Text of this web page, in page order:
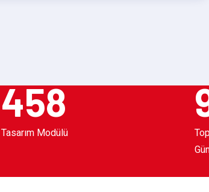
458
Tasarım Modülü